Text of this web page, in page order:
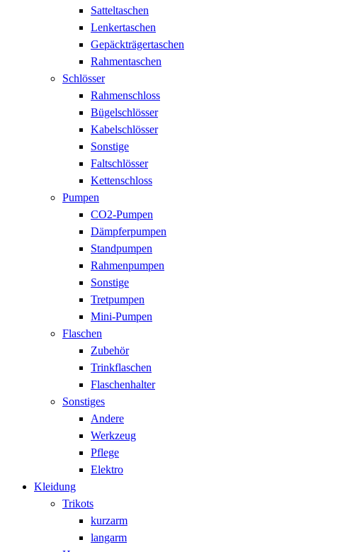
Satteltaschen
Lenkertaschen
Gepäckträgertaschen
Rahmentaschen
Schlösser
Rahmenschloss
Bügelschlösser
Kabelschlösser
Sonstige
Faltschlösser
Kettenschloss
Pumpen
CO2-Pumpen
Dämpferpumpen
Standpumpen
Rahmenpumpen
Sonstige
Tretpumpen
Mini-Pumpen
Flaschen
Zubehör
Trinkflaschen
Flaschenhalter
Sonstiges
Andere
Werkzeug
Pflege
Elektro
Kleidung
Trikots
kurzarm
langarm